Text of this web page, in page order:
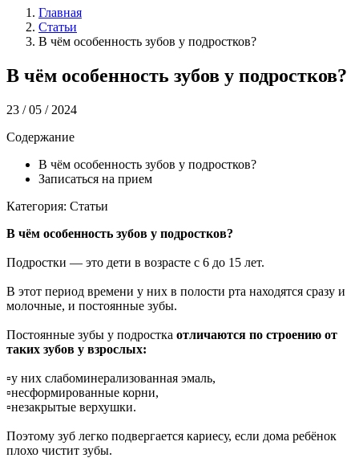
Главная
Статьи
В чём особенность зубов у подростков?
В чём особенность зубов у подростков?
23 / 05 / 2024
Содержание
В чём особенность зубов у подростков?
Записаться на прием
Категория: Статьи
В чём особенность зубов у подростков?
Подростки — это дети в возрасте с 6 до 15 лет.
В этот период времени у них в полости рта находятся сразу и
молочные, и постоянные зубы.
Постоянные зубы у подростка отличаются по строению от
таких зубов у взрослых:
▫️у них слабоминерализованная эмаль,
▫️несформированные корни,
▫️незакрытые верхушки.
Поэтому зуб легко подвергается кариесу, если дома ребёнок
плохо чистит зубы.